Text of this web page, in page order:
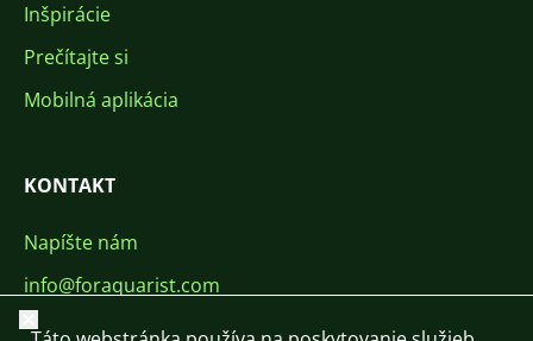
Inšpirácie
Prečítajte si
Mobilná aplikácia
KONTAKT
Napíšte nám
info@foraquarist.com
+420 603 449 602
Zavrieť